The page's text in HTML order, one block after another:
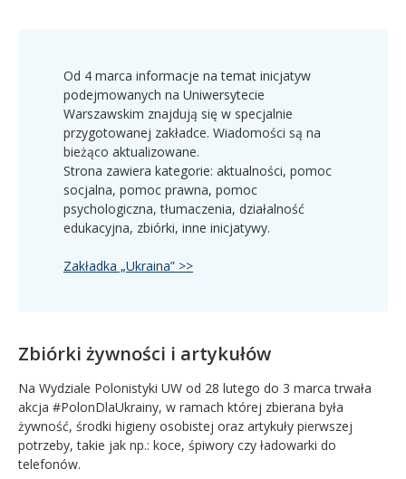
Od 4 marca informacje na temat inicjatyw
podejmowanych na Uniwersytecie
Warszawskim znajdują się w specjalnie
przygotowanej zakładce. Wiadomości są na
bieżąco aktualizowane.
Strona zawiera kategorie: aktualności, pomoc
socjalna, pomoc prawna, pomoc
psychologiczna, tłumaczenia, działalność
edukacyjna, zbiórki, inne inicjatywy.
Zakładka „Ukraina” >>
Zbiórki żywności i artykułów
Na Wydziale Polonistyki UW od 28 lutego do 3 marca trwała
akcja #PolonDlaUkrainy, w ramach której zbierana była
żywność, środki higieny osobistej oraz artykuły pierwszej
potrzeby, takie jak np.: koce, śpiwory czy ładowarki do
telefonów.